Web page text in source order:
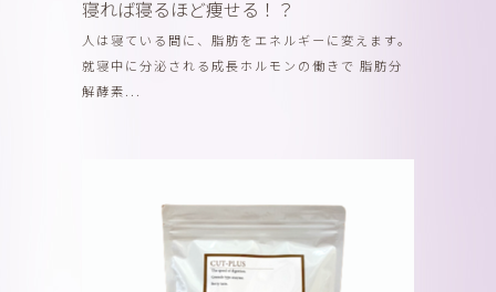
寝れば寝るほど痩せる！？
人は寝ている間に、脂肪をエネルギーに変えます。
就寝中に分泌される成長ホルモンの働きで 脂肪分
解酵素...